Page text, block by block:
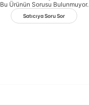
Bu Ürünün Sorusu Bulunmuyor.
Satıcıya Soru Sor